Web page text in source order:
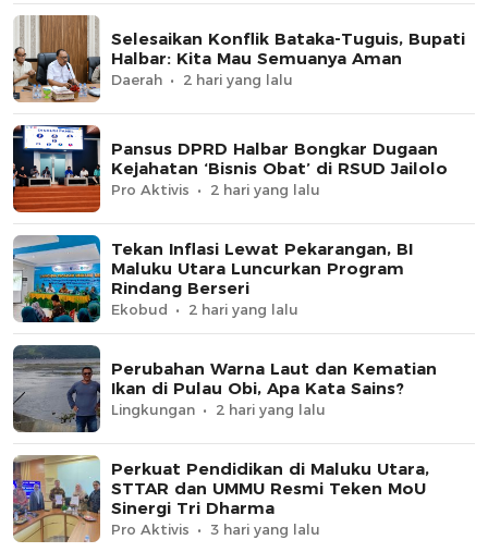
Selesaikan Konflik Bataka-Tuguis, Bupati
Halbar: Kita Mau Semuanya Aman
Daerah 2 hari yang lalu
Pansus DPRD Halbar Bongkar Dugaan
Kejahatan ‘Bisnis Obat’ di RSUD Jailolo
Pro Aktivis 2 hari yang lalu
Tekan Inflasi Lewat Pekarangan, BI
Maluku Utara Luncurkan Program
Rindang Berseri
Ekobud 2 hari yang lalu
Perubahan Warna Laut dan Kematian
Ikan di Pulau Obi, Apa Kata Sains?
Lingkungan 2 hari yang lalu
Perkuat Pendidikan di Maluku Utara,
STTAR dan UMMU Resmi Teken MoU
Sinergi Tri Dharma
Pro Aktivis 3 hari yang lalu